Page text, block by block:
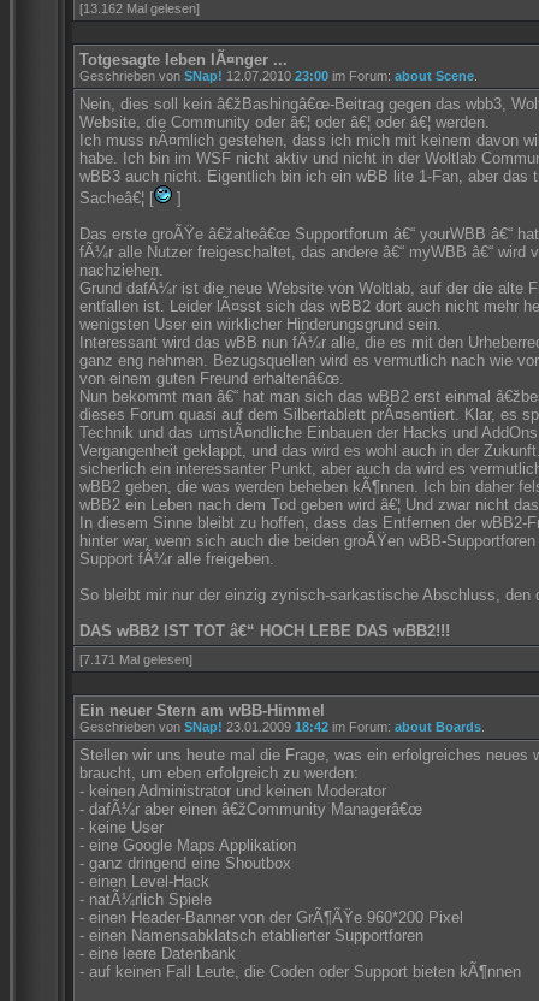
[13.162 Mal gelesen]
Totgesagte leben lÃ¤nger ...
Geschrieben von SNap! 12.07.2010 23:00 im Forum: about Scene
Nein, dies soll kein â€žBashingâ€œ-Beitrag gegen das wbb3,
Website, die Community oder â€¦ oder â€¦ oder â€¦ werden.
Ich muss nÃ¤mlich gestehen, dass ich mich mit keinem davon
habe. Ich bin im WSF nicht aktiv und nicht in der Woltlab
wBB3 auch nicht. Eigentlich bin ich ein wBB lite 1-Fan, aber das
Sacheâ€¦ [
]
Das erste groÃŸe â€žalteâ€œ Supportforum â€“ yourWBB â€“
fÃ¼r alle Nutzer freigeschaltet, das andere â€“ myWBB â€“
nachziehen.
Grund dafÃ¼r ist die neue Website von Woltlab, auf der die alte
entfallen ist. Leider lÃ¤sst sich das wBB2 dort auch nicht mehr
wenigsten User ein wirklicher Hinderungsgrund sein.
Interessant wird das wBB nun fÃ¼r alle, die es mit den
ganz eng nehmen. Bezugsquellen wird es vermutlich nach wie
von einem guten Freund erhaltenâ€œ.
Nun bekommt man â€“ hat man sich das wBB2 erst einmal
dieses Forum quasi auf dem Silbertablett prÃ¤sentiert. Klar, es
Technik und das umstÃ¤ndliche Einbauen der Hacks und
Vergangenheit geklappt, und das wird es wohl auch in der
sicherlich ein interessanter Punkt, aber auch da wird es
wBB2 geben, die was werden beheben kÃ¶nnen. Ich bin daher
wBB2 ein Leben nach dem Tod geben wird â€¦ Und zwar nicht
In diesem Sinne bleibt zu hoffen, dass das Entfernen der
hinter war, wenn sich auch die beiden groÃŸen wBB-
Support fÃ¼r alle freigeben.
So bleibt mir nur der einzig zynisch-sarkastische Abschluss, den
DAS wBB2 IST TOT â€“ HOCH LEBE DAS wBB2!!!
[7.171 Mal gelesen]
Ein neuer Stern am wBB-Himmel
Geschrieben von SNap! 23.01.2009 18:42 im Forum: about Boards
Stellen wir uns heute mal die Frage, was ein erfolgreiches neues
braucht, um eben erfolgreich zu werden:
- keinen Administrator und keinen Moderator
- dafÃ¼r aber einen â€žCommunity Managerâ€œ
- keine User
- eine Google Maps Applikation
- ganz dringend eine Shoutbox
- einen Level-Hack
- natÃ¼rlich Spiele
- einen Header-Banner von der GrÃ¶ÃŸe 960*200 Pixel
- einen Namensabklatsch etablierter Supportforen
- eine leere Datenbank
- auf keinen Fall Leute, die Coden oder Support bieten kÃ¶nnen